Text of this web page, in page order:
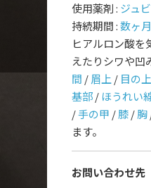
使用薬剤 : ジュ
持続期間 :数ヶ月
ヒアルロン酸を
えたりシワや凹
間 /眉上 / 目の上
基部/ ほうれい
/手の甲 /膝/胸
ます。
お問い合わせ先